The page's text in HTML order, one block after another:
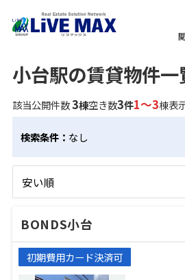
小台駅の賃貸物件一
該当公開件数3棟空き数3件1～3棟表
検索条件： なし
BONDS小台
初期費用カード決済可